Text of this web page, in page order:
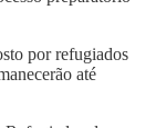
por refugiados
até